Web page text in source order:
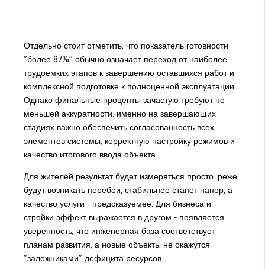
Отдельно стоит отметить, что показатель готовности
"более 87%" обычно означает переход от наиболее
трудоемких этапов к завершению оставшихся работ и
комплексной подготовке к полноценной эксплуатации.
Однако финальные проценты зачастую требуют не
меньшей аккуратности: именно на завершающих
стадиях важно обеспечить согласованность всех
элементов системы, корректную настройку режимов и
качество итогового ввода объекта.
Для жителей результат будет измеряться просто: реже
будут возникать перебои, стабильнее станет напор, а
качество услуги - предсказуемее. Для бизнеса и
стройки эффект выражается в другом - появляется
уверенность, что инженерная база соответствует
планам развития, а новые объекты не окажутся
"заложниками" дефицита ресурсов.